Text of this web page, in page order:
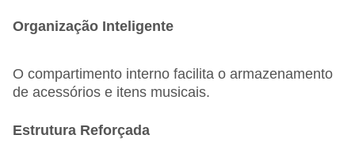
Organização Inteligente
O compartimento interno facilita o armazenamento
de acessórios e itens musicais.
Estrutura Reforçada